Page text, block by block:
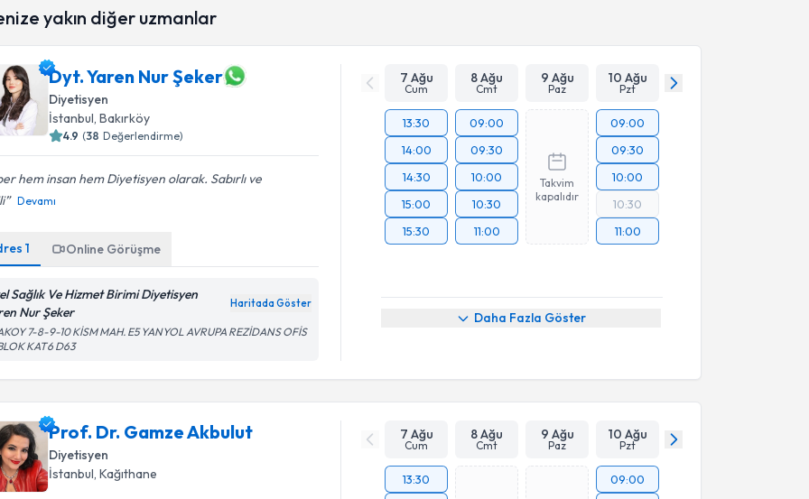
yakın diğer uzmanlar
Dyt. Yaren Nur Şeker
Diyetisyen
İstanbul, Bakırköy
4.9 (38 Değerlendirme)
hem insan hem Diyetisyen olarak. Sabırlı ve
Devamı
1 Online Görüşme
Sağlık Ve Hizmet Birimi Diyetisyen
Nur Şeker
Haritada Göster
7-8-9-10 KİSM MAH. E5 YANYOL AVRUPA REZİDANS OFİS
KAT6 D63
7 Ağu
Cum
8 Ağu
Cmt
9 Ağu
Paz
10 Ağu
Pzt
13:30
14:00
14:30
15:00
15:30
09:00
09:30
10:00
10:30
11:00
Takvim
kapalıdır
09:00
09:30
10:00
10:30
11:00
Daha Fazla Göster
Prof. Dr. Gamze Akbulut
Diyetisyen
İstanbul, Kağıthane
7 Ağu
Cum
8 Ağu
Cmt
9 Ağu
Paz
10 Ağu
Pzt
13:30
09:00